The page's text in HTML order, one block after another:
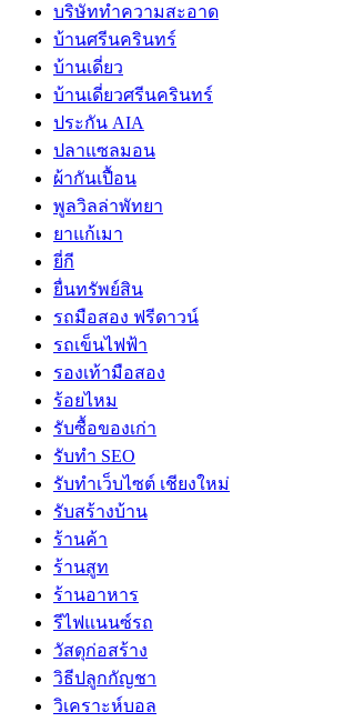
บริษัททำความสะอาด
บ้านศรีนครินทร์
บ้านเดี่ยว
บ้านเดี่ยวศรีนครินทร์
ประกัน AIA
ปลาแซลมอน
ผ้ากันเปื้อน
พูลวิลล่าพัทยา
ยาแก้เมา
ยี่กี
ยื่นทรัพย์สิน
รถมือสอง ฟรีดาวน์
รถเข็นไฟฟ้า
รองเท้ามือสอง
ร้อยไหม
รับซื้อของเก่า
รับทำ SEO
รับทำเว็บไซต์ เชียงใหม่
รับสร้างบ้าน
ร้านค้า
ร้านสูท
ร้านอาหาร
รีไฟแนนซ์รถ
วัสดุก่อสร้าง
วิธีปลูกกัญชา
วิเคราะห์บอล